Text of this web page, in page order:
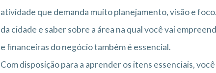
atividade que demanda muito planejamento, visão e
da cidade e saber sobre a área na qual você vai
e financeiras do negócio também é essencial.
Com disposição para a aprender os itens essenciais,